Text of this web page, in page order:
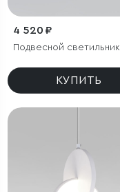
4 520 ₽
Подвесной светильник
КУПИТЬ